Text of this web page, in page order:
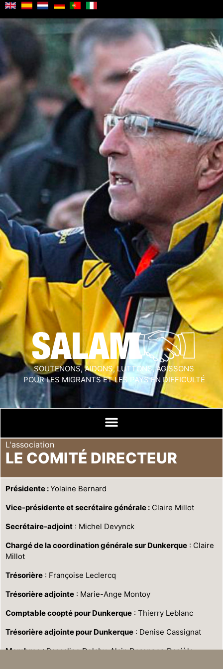
SOUTENONS, AIDONS, LUTTONS, AGISSONS
POUR LES MIGRANTS ET LES PAYS EN DIFFICULTÉ
L'association
LE COMITÉ DIRECTEUR
Présidente :Yolaine Bernard
Vice-présidente et secrétaire générale : Claire Millot
Secrétaire-adjoint : Michel Devynck
Chargé de la coordination générale sur Dunkerque : Claire
Millot
Trésorière : Françoise Leclercq
Trésorière adjointe : Marie-Ange Montoy
Comptable coopté pour Dunkerque : Thierry Leblanc
Trésorière adjointe pour Dunkerque : Denise Cassignat
Membres: Pascaline Delaby, Alain Derepper, Danièle